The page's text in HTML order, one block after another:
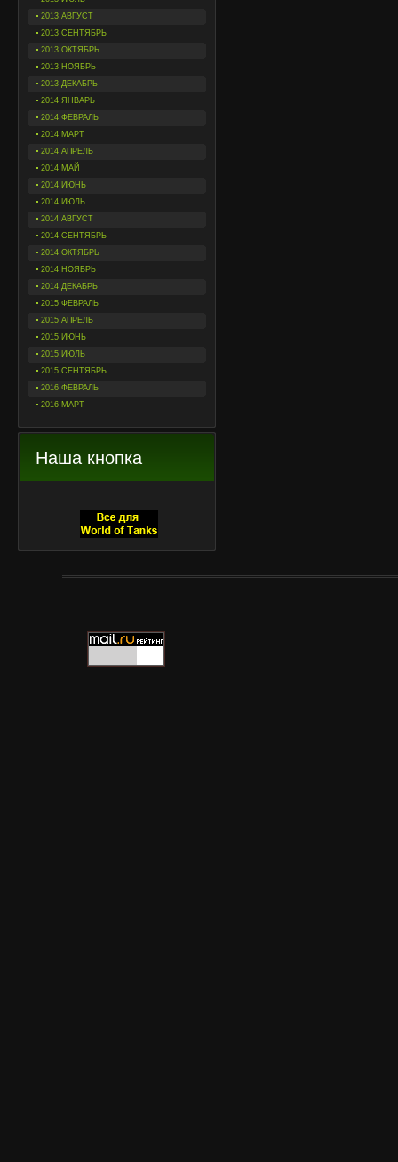
2013 АВГУСТ
2013 СЕНТЯБРЬ
2013 ОКТЯБРЬ
2013 НОЯБРЬ
2013 ДЕКАБРЬ
2014 ЯНВАРЬ
2014 ФЕВРАЛЬ
2014 МАРТ
2014 АПРЕЛЬ
2014 МАЙ
2014 ИЮНЬ
2014 ИЮЛЬ
2014 АВГУСТ
2014 СЕНТЯБРЬ
2014 ОКТЯБРЬ
2014 НОЯБРЬ
2014 ДЕКАБРЬ
2015 ФЕВРАЛЬ
2015 АПРЕЛЬ
2015 ИЮНЬ
2015 ИЮЛЬ
2015 СЕНТЯБРЬ
2016 ФЕВРАЛЬ
2016 МАРТ
Наша кнопка